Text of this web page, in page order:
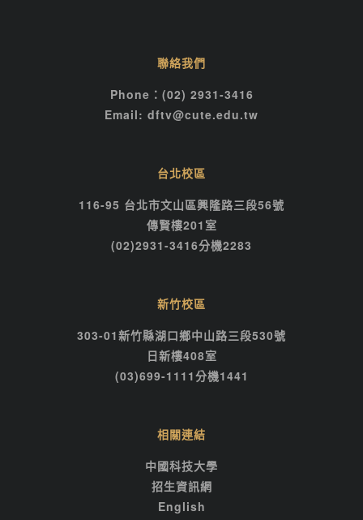
聯絡我們
Phone：(02) 2931-3416
Email: dftv@cute.edu.tw
台北校區
116-95 台北市文山區興隆路三段56號
傳賢樓201室
(02)2931-3416分機2283
新竹校區
303-01新竹縣湖口鄉中山路三段530號
日新樓408室
(03)699-1111分機1441
相關連結
中國科技大學
招生資訊網
English